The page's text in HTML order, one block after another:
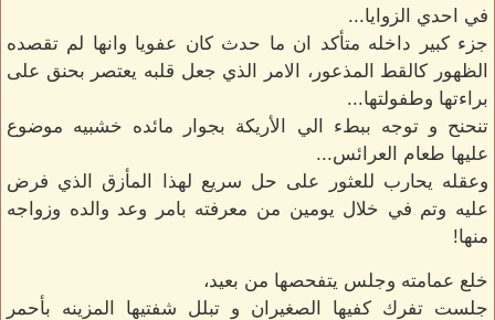
في احدي الزوايا...
جزء كبير داخله متأكد ان ما حدث كان عفويا وانها لم تقصده
الظهور كالقط المذعور، الامر الذي جعل قلبه يعتصر بحنق على
براءتها وطفولتها...
تنحنح و توجه ببطء الي الأريكة بجوار مائده خشبيه موضوع
عليها طعام العرائس...
وعقله يحارب للعثور على حل سريع لهذا المأزق الذي فرض
عليه وتم في خلال يومين من معرفته بامر وعد والده وزواجه
منها!
خلع عمامته وجلس يتفحصها من بعيد،
جلست تفرك كفيها الصغيران و تبلل شفتيها المزينه بأحمر